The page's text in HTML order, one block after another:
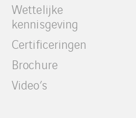
Wettelijke
kennisgeving
Certificeringen
Brochure
Video’s